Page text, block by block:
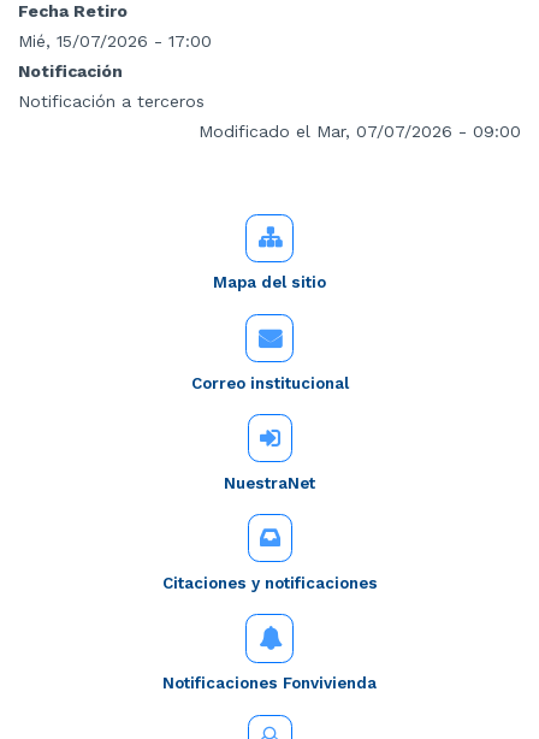
Fecha Retiro
Mié, 15/07/2026 - 17:00
Notificación
Notificación a terceros
Modificado el Mar, 07/07/2026 - 09:00
Mapa del sitio
Correo institucional
NuestraNet
Citaciones y notificaciones
Notificaciones Fonvivienda